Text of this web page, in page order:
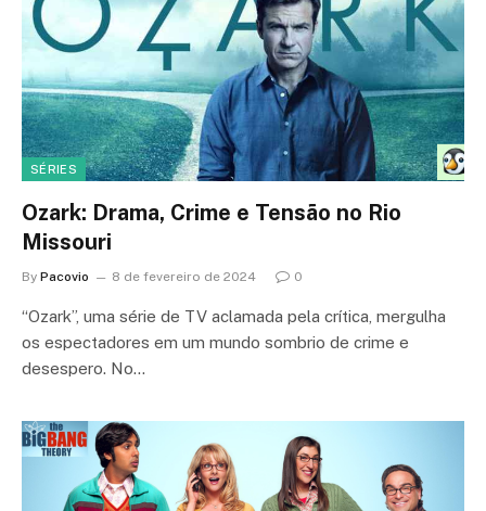
SÉRIES
Ozark: Drama, Crime e Tensão no Rio
Missouri
By Pacovio 8 de fevereiro de 2024 0
“Ozark”, uma série de TV aclamada pela crítica, mergulha
os espectadores em um mundo sombrio de crime e
desespero. No…